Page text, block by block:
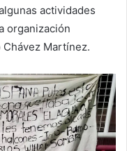
actividades
organización
Martínez.